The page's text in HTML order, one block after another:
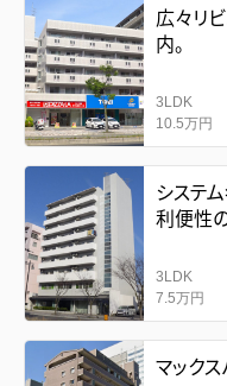
広々リ
内。
3LDK
10.5万円
システ
利便性
3LDK
7.5万円
マック